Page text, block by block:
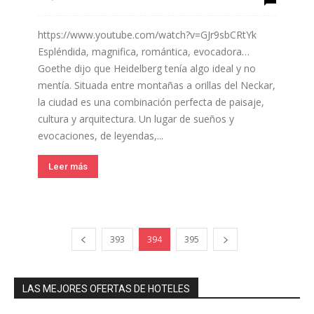
https://www.youtube.com/watch?v=GJr9sbCRtYk
Espléndida, magnifica, romántica, evocadora…
Goethe dijo que Heidelberg tenía algo ideal y no
mentía. Situada entre montañas a orillas del Neckar,
la ciudad es una combinación perfecta de paisaje,
cultura y arquitectura. Un lugar de sueños y
evocaciones, de leyendas,...
Leer más
393 394 395
LAS MEJORES OFERTAS DE HOTELES